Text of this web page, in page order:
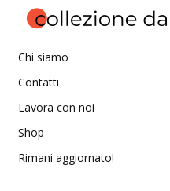
Chi siamo
Contatti
Lavora con noi
Shop
Rimani aggiornato!